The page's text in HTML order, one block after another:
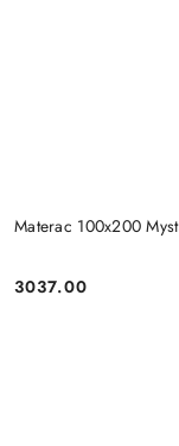
Materac 100x200
Cena:
3037.00